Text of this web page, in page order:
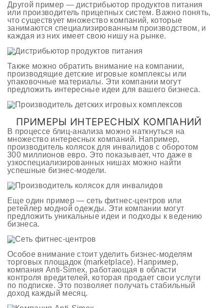
Другой пример — дистрибьютор продуктов питания
или производитель прицепных систем. Важно понять,
что существует множество компаний, которые
занимаются специализированным производством, и
каждая из них имеет свою нишу на рынке.
Также можно обратить внимание на компании,
производящие детские игровые комплексы или
упаковочные материалы. Эти компании могут
предложить интересные идеи для вашего бизнеса.
ПРИМЕРЫ ИНТЕРЕСНЫХ КОМПАНИЙ
В процессе блиц-анализа можно наткнуться на
множество интересных компаний. Например,
производитель колясок для инвалидов с оборотом
300 миллионов евро. Это показывает, что даже в
узкоспециализированных нишах можно найти
успешные бизнес-модели.
Еще один пример — сеть фитнес-центров или
ретейлер модной одежды. Эти компании могут
предложить уникальные идеи и подходы к ведению
бизнеса.
Особое внимание стоит уделить бизнес-моделям
торговых площадок (marketplace). Например,
компания Anti-Simex, работающая в области
контроля вредителей, которая продает свои услуги
по подписке. Это позволяет получать стабильный
доход каждый месяц.